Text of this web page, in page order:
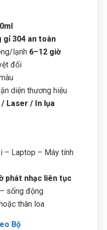
gỉ 304 an toàn
lạnh 6–12 giờ
đối
diện thương hiệu
/ Laser / In lụa
– Laptop – Máy tính
phát nhạc liên tục
sống động
thân loa
Bộ